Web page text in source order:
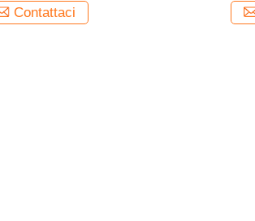
Contattaci